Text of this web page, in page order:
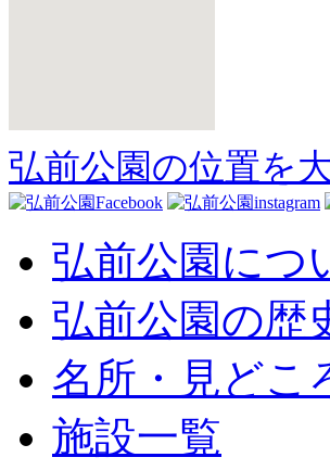
弘前公園の位置を
弘前公園につ
弘前公園の歴
名所・見どこ
施設一覧